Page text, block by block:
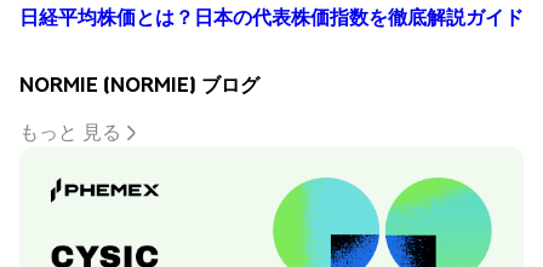
日経平均株価とは？日本の代表株価指数を徹底解説ガイド
NORMIE (NORMIE) ブログ
もっと 見る